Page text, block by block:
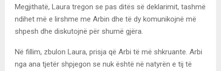
Megjithatë, Laura tregon se pas ditës së deklarimit, tashmë
ndihet më e lirshme me Arbin dhe të dy komunikojnë më
shpesh dhe diskutojnë për shumë gjëra.
Në fillim, zbulon Laura, prisja që Arbi të më shkruante. Arbi
nga ana tjetër shpjegon se nuk është në natyrën e tij të